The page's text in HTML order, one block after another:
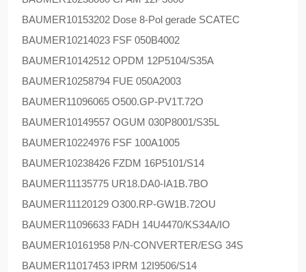
BAUMER10153202 Dose 8-Pol gerade SCATEC
BAUMER10214023 FSF 050B4002
BAUMER10142512 OPDM 12P5104/S35A
BAUMER10258794 FUE 050A2003
BAUMER11096065 O500.GP-PV1T.72O
BAUMER10149557 OGUM 030P8001/S35L
BAUMER10224976 FSF 100A1005
BAUMER10238426 FZDM 16P5101/S14
BAUMER11135775 UR18.DA0-IA1B.7BO
BAUMER11120129 O300.RP-GW1B.72OU
BAUMER11096633 FADH 14U4470/KS34A/IO
BAUMER10161958 P/N-CONVERTER/ESG 34S
BAUMER11017453 IPRM 12I9506/S14